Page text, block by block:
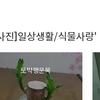
진]일상생활/식물사
토막행운목